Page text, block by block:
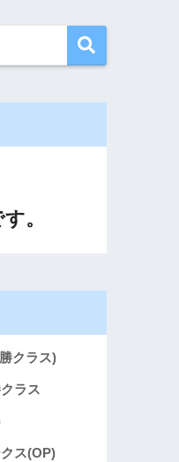
。
クラス)
ラス
ス(OP)